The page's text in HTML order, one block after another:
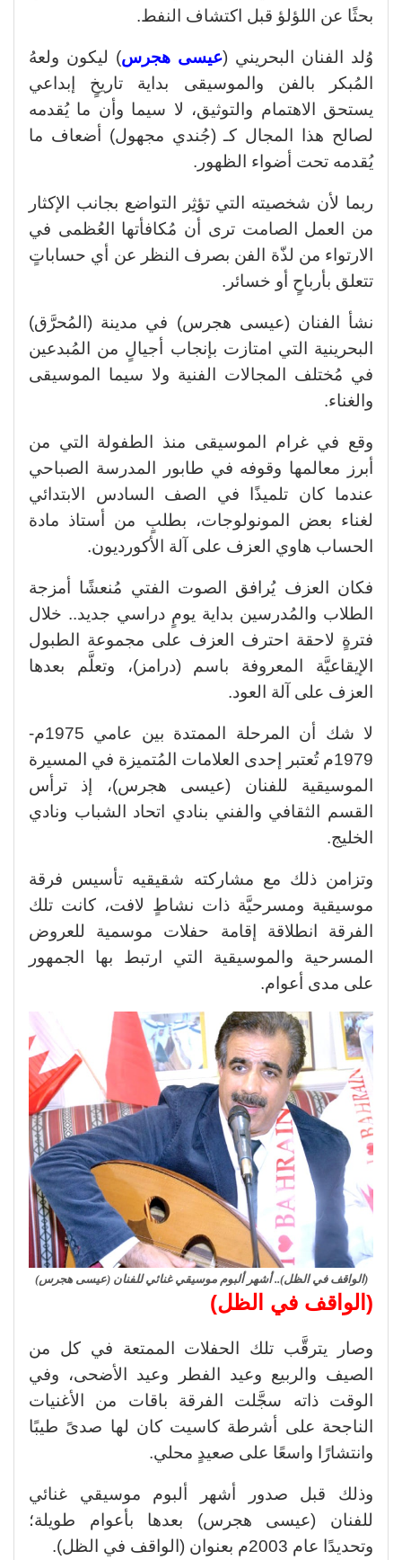
بحثًا عن اللؤلؤ قبل اكتشاف النفط.
وُلد الفنان البحريني (عيسى هجرس) ليكون ولعهُ
المُبكر بالفن والموسيقى بداية تاريخٍ إبداعي
يستحق الاهتمام والتوثيق، لا سيما وأن ما يُقدمه
لصالح هذا المجال كـ (جُندي مجهول) أضعاف ما
يُقدمه تحت أضواء الظهور.
ربما لأن شخصيته التي تؤثِر التواضع بجانب الإكثار
من العمل الصامت ترى أن مُكافأتها العُظمى في
الارتواء من لذّة الفن بصرف النظر عن أي حساباتٍ
تتعلق بأرباحٍ أو خسائر.
نشأ الفنان (عيسى هجرس) في مدينة (المُحرَّق)
البحرينية التي امتازت بإنجاب أجيالٍ من المُبدعين
في مُختلف المجالات الفنية ولا سيما الموسيقى
والغناء.
وقع في غرام الموسيقى منذ الطفولة التي من
أبرز معالمها وقوفه في طابور المدرسة الصباحي
عندما كان تلميذًا في الصف السادس الابتدائي
لغناء بعض المونولوجات، بطلبٍ من أستاذ مادة
الحساب هاوي العزف على آلة الأكورديون.
فكان العزف يُرافق الصوت الفتي مُنعشًا أمزجة
الطلاب والمُدرسين بداية يومٍ دراسي جديد.. خلال
فترةٍ لاحقة احترف العزف على مجموعة الطبول
الإيقاعيَّة المعروفة باسم (درامز)، وتعلَّم بعدها
العزف على آلة العود.
لا شك أن المرحلة الممتدة بين عامي 1975م-
1979م تُعتبر إحدى العلامات المُتميزة في المسيرة
الموسيقية للفنان (عيسى هجرس)، إذ ترأس
القسم الثقافي والفني بنادي اتحاد الشباب ونادي
الخليج.
وتزامن ذلك مع مشاركته شقيقيه تأسيس فرقة
موسيقية ومسرحيَّة ذات نشاطٍ لافت، كانت تلك
الفرقة انطلاقة إقامة حفلات موسمية للعروض
المسرحية والموسيقية التي ارتبط بها الجمهور
على مدى أعوام.
(الواقف في الظل).. أشهر ألبوم موسيقي غنائي للفنان (عيسى هجرس)
(الواقف في الظل)
وصار يترقَّب تلك الحفلات الممتعة في كل من
الصيف والربيع وعيد الفطر وعيد الأضحى، وفي
الوقت ذاته سجَّلت الفرقة باقات من الأغنيات
الناجحة على أشرطة كاسيت كان لها صدىً طيبًا
وانتشارًا واسعًا على صعيدٍ محلي.
وذلك قبل صدور أشهر ألبوم موسيقي غنائي
للفنان (عيسى هجرس) بعدها بأعوام طويلة؛
وتحديدًا عام 2003م بعنوان (الواقف في الظل).